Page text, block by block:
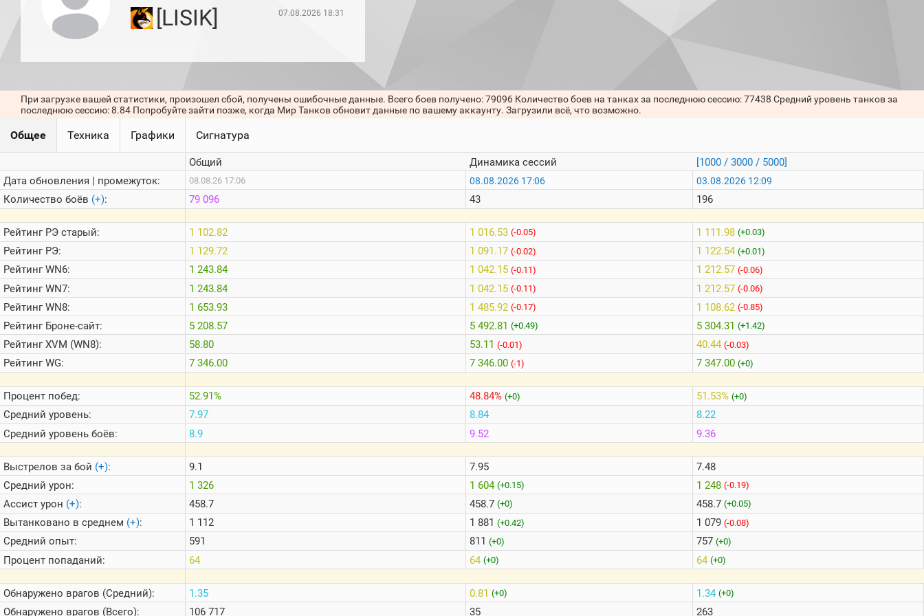
последние
сессии)
1000
стримеров
Информация
Онлайн
Цветовая
шкала
Теlegram
ВК
Портал
Мира
[LISIK]
07.08.2026 18:31
При загрузке вашей статистики, произошел сбой, получены ошибочные данные. Всего боев получено: 79096 Количество боев на танках за последнюю сессию: 77438 Средний уровень танков за
последнюю сессию: 8.84 Попробуйте зайти позже, когда Мир Танков обновит данные по вашему аккаунту. Загрузили всё, что возможно.
Общее Техника Графики Сигнатура
Дата обновления | промежуток:
Количество боёв (+):
РейтингРЭ старый:
РейтингРЭ:
РейтингWN6:
РейтингWN7:
РейтингWN8:
РейтингБроне-сайт:
РейтингXVM (WN8):
РейтингWG:
Процент побед:
Средний уровень:
Средний уровень боёв:
Выстрелов за бой (+):
Средний урон:
Ассист урон (+):
Вытанковано в среднем (+):
Средний опыт:
Процент попаданий:
Обнаружено врагов (Средний):
Обнаружено врагов (Всего):
Общий
08.08.26 17:06
79 096
1 102.82
1 129.72
1 243.84
1 243.84
1 653.93
5 208.57
58.80
7 346.00
52.91%
7.97
8.9
9.1
1 326
458.7
1 112
591
64
1.35
106 717
Динамика сессий
08.08.2026 17:06
43
1 016.53 (-0.05)
1 091.17 (-0.02)
1 042.15 (-0.11)
1 042.15 (-0.11)
1 485.92 (-0.17)
5 492.81 (+0.49)
53.11 (-0.01)
7 346.00 (-1)
48.84% (+0)
8.84
9.52
7.95
1 604 (+0.15)
458.7 (+0)
1 881 (+0.42)
811 (+0)
64 (+0)
0.81 (+0)
35
[1000 / 3000 / 5000]
03.08.2026 12:09
196
1 111.98 (+0.03)
1 122.54 (+0.01)
1 212.57 (-0.06)
1 212.57 (-0.06)
1 108.62 (-0.85)
5 304.31 (+1.42)
40.44 (-0.03)
7 347.00 (+0)
51.53%(+0)
8.22
9.36
7.48
1 248(-0.19)
458.7(+0.05)
1 079(-0.08)
757(+0)
64(+0)
1.34(+0)
263